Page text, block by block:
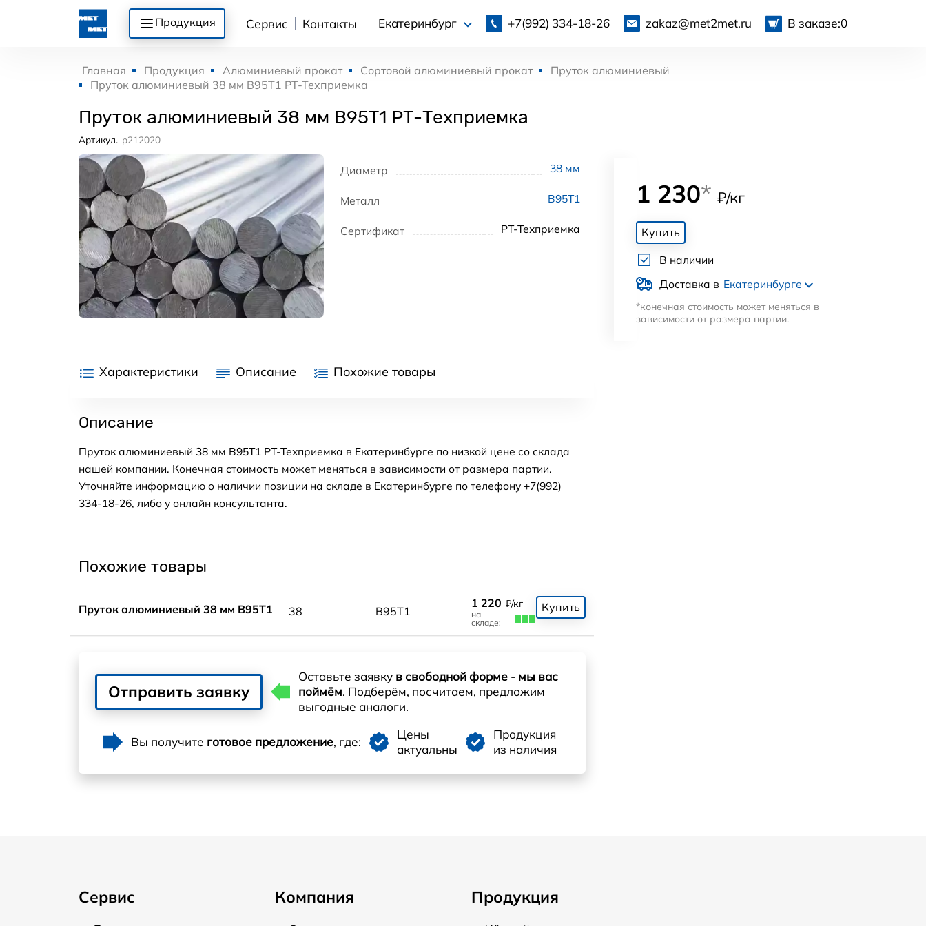
Продукция Сервис Контакты Екатеринбург +7(992) 334-18-26 zakaz@met2met.ru В заказе:0
Главная Продукция Алюминиевый прокат Сортовой алюминиевый прокат
Пруток алюминиевый
Пруток алюминиевый 38 мм В95Т1 РТ-Техприемка
Пруток алюминиевый 38 мм В95Т1 РТ-Техприемка
Артикул. p212020
Диаметр 38 мм
Металл В95Т1
Сертификат РТ-Техприемка
1 230* ₽/кг
Купить
В наличии
Доставка в Екатеринбурге
*конечная стоимость может меняться в
зависимости от размера партии.
Характеристики Описание Похожие товары
Описание
Пруток алюминиевый 38 мм В95Т1 РТ-Техприемка в Екатеринбурге по низкой цене со склада
нашей компании. Конечная стоимость может меняться в зависимости от размера партии.
Уточняйте информацию о наличии позиции на складе в Екатеринбурге по телефону +7(992)
334-18-26, либо у онлайн консультанта.
Похожие товары
Пруток алюминиевый 38 мм В95Т1 38 В95Т1
1 220 ₽/кг
на
складе:
Купить
Отправить заявку
Оставьте заявку в свободной форме - мы вас
поймём. Подберём, посчитаем, предложим
выгодные аналоги.
Вы получите готовое предложение, где:
Цены
актуальны
Продукция
из наличия
Сервис Компания Продукция